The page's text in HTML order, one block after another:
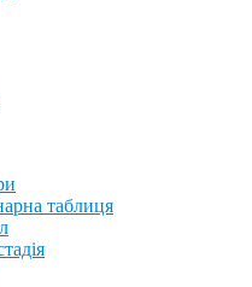
таблиця